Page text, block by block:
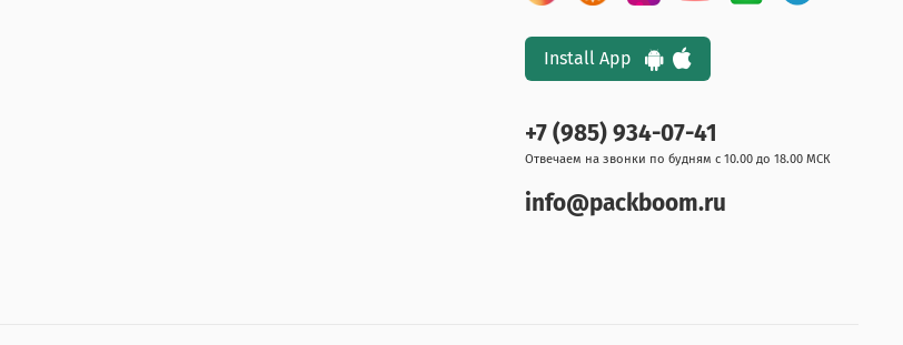
Install App
+7 (985) 934-07-41
Отвечаем на звонки по будням с 10.00 до 18.00 МСК
info@packboom.ru